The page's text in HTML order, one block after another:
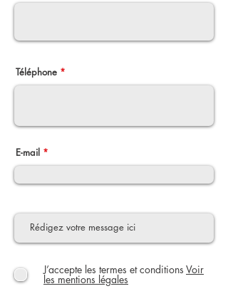
Téléphone
E-mail
J’accepte les termes et conditions Voir
les mentions légales